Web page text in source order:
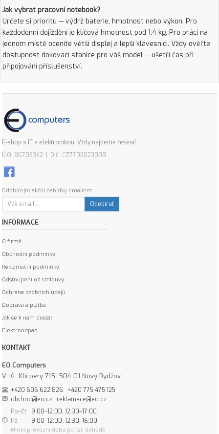
Jak vybrat pracovní notebook?
Určete si prioritu — výdrž baterie, hmotnost nebo výkon. Pro
každodenní dojíždění je klíčová hmotnost pod 1,4 kg. Pro práci na
jednom místě oceníte větší displej a lepší klávesnici. Vždy ověřte
dostupnost dokovací stanice pro váš model — ušetří čas při
připojování příslušenství.
E-shop s IT a elektronikou. Vždy najdeme řešení!
IČO: 86705342 | DIČ: CZ7702023098
Odebírejte akční nabídky emailem:
Odebírat
INFORMACE
O firmě
Obchodní podmínky
Reklamační podmínky
Odstoupení od smlouvy
Ochrana osobních údajů
Doprava a platba
Jak se k nám dostat
Elektroodpad
KONTAKT
EO Computers
V. Kl. Klicpery 715, 504 01 Nový Bydžov
+420 606 622 826
+420 775 475 125
obchod@eo.cz
reklamace@eo.cz
Po–Čt
9:00–12:00, 12:30–17:00
Pá
9:00–12:00, 12:30–16:00
Mimo provozní dobu po tel. dohodě